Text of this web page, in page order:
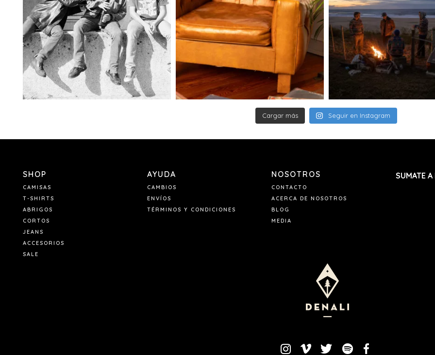
18 años que se
documento.
Si no te
paquete, el
realizará un
Si tanto en el
entrega, el
mantendrá allí
es retirado, el
contactaremos
nuevo costo de
envío dentro de
derecho de
Cargar más Seguir en Instagram
SHOP
CAMISAS
T-SHIRTS
ABRIGOS
CORTOS
JEANS
ACCESORIOS
SALE
AYUDA
CAMBIOS
ENVÍOS
TÉRMINOS Y CONDICIONES
NOSOTROS
CONTACTO
ACERCA DE NOSOTROS
BLOG
MEDIA
SUMATE